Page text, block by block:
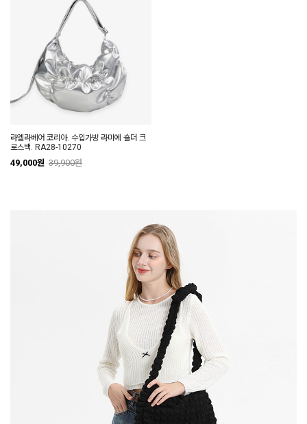
라엘라베어 코리아. 수입가방 라미에 숄더 크
로스백. RA28-10270
49,000원 39,900원